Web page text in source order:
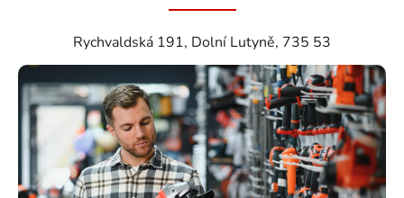
Rychvaldská 191, Dolní Lutyně, 735 53